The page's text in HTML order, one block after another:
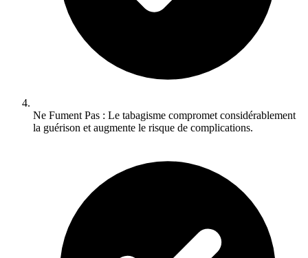
Ne Fument Pas : Le tabagisme compromet considérablement
la guérison et augmente le risque de complications.